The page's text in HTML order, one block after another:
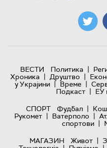
ВЕСТИ Политика |
Хроника | Друштво |
у Украјини | Време |
Подкаст | ЕУ
СПОРТ
Фудбал |
Рукомет | Ватерполо |
спортови |
МАГАЗИН
Живот |